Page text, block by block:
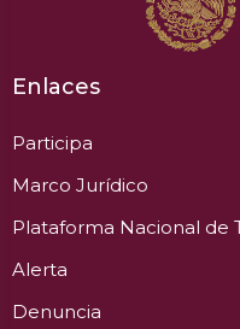
Enlaces
Participa
Marco Jurídico
Plataforma Nacional de
Alerta
Denuncia